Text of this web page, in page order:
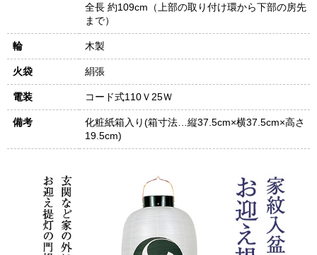
全長 約109cm（上部の取り付け環から下部の房先
まで）
輪 木製
火袋 絹張
電装 コード式110Ｖ25Ｗ
備考
化粧紙箱入り(箱寸法…縦37.5cm×横37.5cm×高さ
19.5cm)